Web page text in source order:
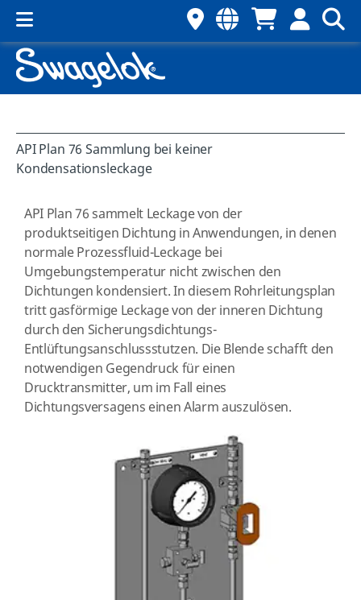
API Plan 76 Sammlung bei keiner
Kondensationsleckage
API Plan 76 sammelt Leckage von der
produktseitigen Dichtung in Anwendungen, in denen
normale Prozessfluid-Leckage bei
Umgebungstemperatur nicht zwischen den
Dichtungen kondensiert. In diesem Rohrleitungsplan
tritt gasförmige Leckage von der inneren Dichtung
durch den Sicherungsdichtungs-
Entlüftungsanschlussstutzen. Die Blende schafft den
notwendigen Gegendruck für einen
Drucktransmitter, um im Fall eines
Dichtungsversagens einen Alarm auszulösen.